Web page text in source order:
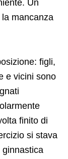
Un
mancanza
figli,
e vicini sono
finito di
si stava
ginnastica